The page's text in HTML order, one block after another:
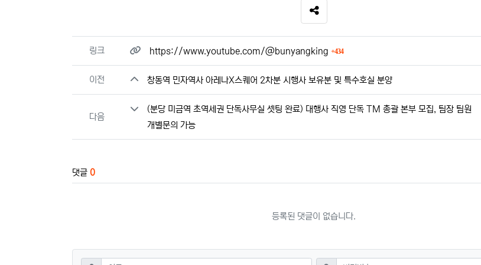
SNS 공유
관련자료
링크 https://www.youtube.com/@bunyangking 434회 연결
이전 창동역 민자역사 아레나X스퀘어 2차분 시행사 보유분 및 특수호실 분양
다음
(분당 미금역 초역세권 단독사무실 셋팅 완료) 대행사 직영 단독 TM 총괄 본부 모집, 팀장 팀원
개별문의 가능
댓글 0
등록된 댓글이 없습니다.
댓글쓰기